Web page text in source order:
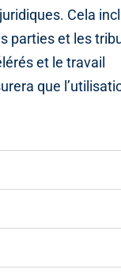
Cela
parties et les
et le travail
que